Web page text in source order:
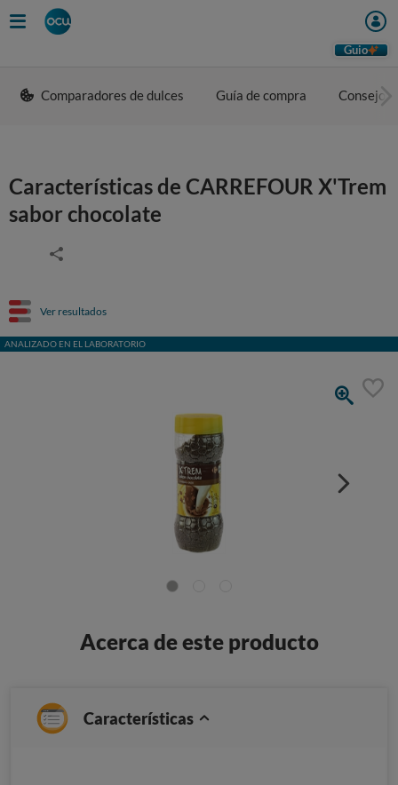
Guio
Comparadores de dulces Guía de compra Consejos
Características de CARREFOUR X'Trem
sabor chocolate
Ver resultados
ANALIZADO EN EL LABORATORIO
Acerca de este producto
Características